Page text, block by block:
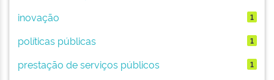
inovação 1
políticas públicas 1
prestação de serviços públicos 1